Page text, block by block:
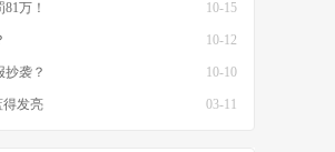
10-15
万！
10-12
10-10
抄袭？
03-11
得发亮